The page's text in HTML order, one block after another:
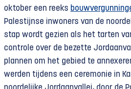
oktober een reeks
Palestijnse inwoners van de
stap wordt gezien als het tarten
controle over de bezette
plannen om het gebied te
werden tijdens een ceremonie in